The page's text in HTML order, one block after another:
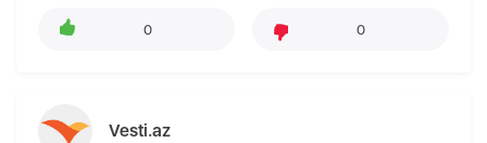
0 0
Vesti.az